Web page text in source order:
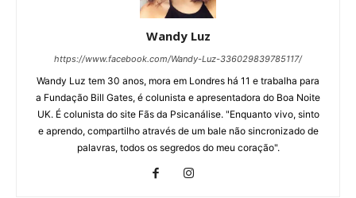
Wandy Luz
https://www.facebook.com/Wandy-Luz-336029839785117/
Wandy Luz tem 30 anos, mora em Londres há 11 e trabalha para
a Fundação Bill Gates, é colunista e apresentadora do Boa Noite
UK. É colunista do site Fãs da Psicanálise. "Enquanto vivo, sinto
e aprendo, compartilho através de um bale não sincronizado de
palavras, todos os segredos do meu coração".